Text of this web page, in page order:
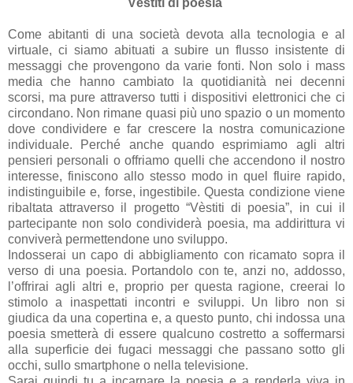
Come abitanti di una società devota alla tecnologia e al
virtuale, ci siamo abituati a subire un flusso insistente di
messaggi che provengono da varie fonti. Non solo i mass
media che hanno cambiato la quotidianità nei decenni
scorsi, ma pure attraverso tutti i dispositivi elettronici che ci
circondano. Non rimane quasi più uno spazio o un momento
dove condividere e far crescere la nostra comunicazione
individuale. Perché anche quando esprimiamo agli altri
pensieri personali o offriamo quelli che accendono il nostro
interesse, finiscono allo stesso modo in quel fluire rapido,
indistinguibile e, forse, ingestibile. Questa condizione viene
ribaltata attraverso il progetto “Vèstiti di poesia”, in cui il
partecipante non solo condividerà poesia, ma addirittura vi
conviverà permettendone uno sviluppo.
Indosserai un capo di abbigliamento con ricamato sopra il
verso di una poesia. Portandolo con te, anzi no, addosso,
l’offrirai agli altri e, proprio per questa ragione, creerai lo
stimolo a inaspettati incontri e sviluppi. Un libro non si
giudica da una copertina e, a questo punto, chi indossa una
poesia smetterà di essere qualcuno costretto a soffermarsi
alla superficie dei fugaci messaggi che passano sotto gli
occhi, sullo smartphone o nella televisione.